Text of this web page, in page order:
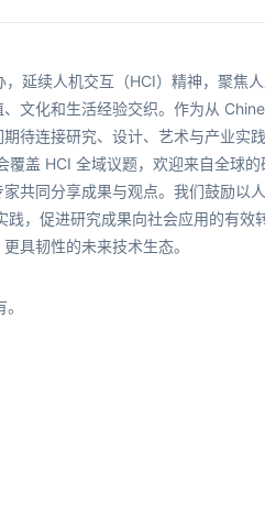
延续人机交互（HCI）精神，聚焦
文化和生活经验交织。作为从
待连接研究、设计、艺术与产业实
覆盖 HCI 全域议题，欢迎来自全球的
共同分享成果与观点。我们鼓励以
践，促进研究成果向社会应用的有效
具韧性的未来技术生态。